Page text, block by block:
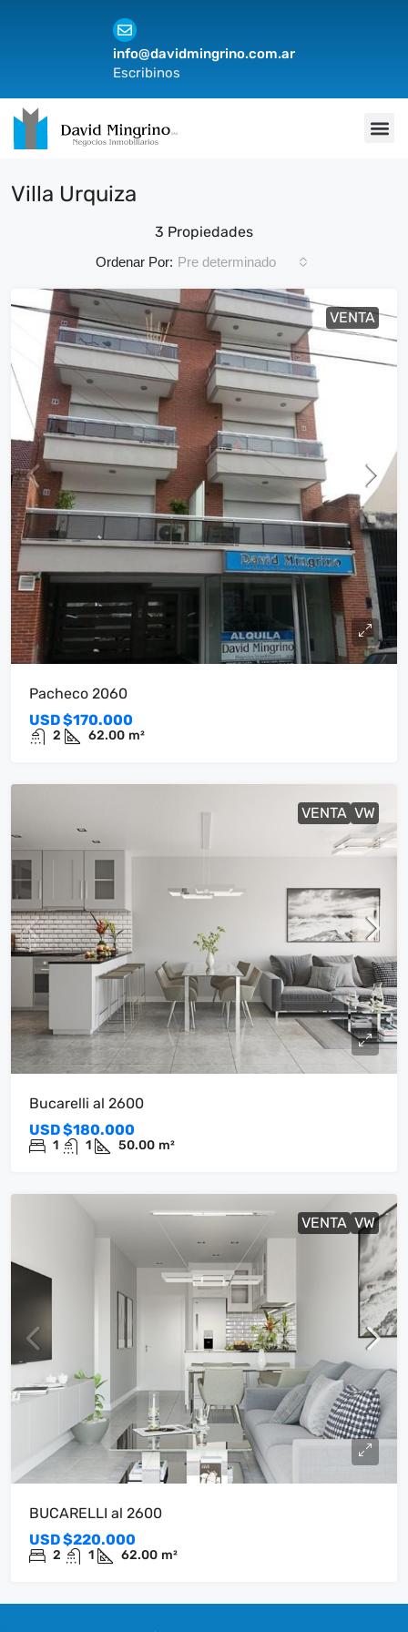
info@davidmingrino.com.ar
Escribinos
Villa Urquiza
3 Propiedades
Ordenar Por: Pre determinado
VENTA
Pacheco 2060
USD$170.000
2 62.00 m²
VENTA VW
Bucarelli al 2600
USD$180.000
1 1 50.00 m²
VENTA VW
BUCARELLI al 2600
USD$220.000
2 1 62.00 m²